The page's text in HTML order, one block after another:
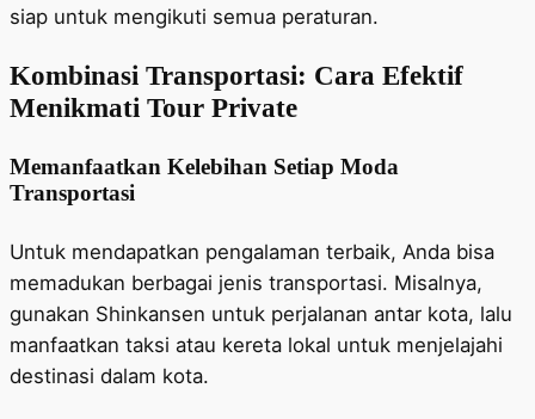
siap untuk mengikuti semua peraturan.
Kombinasi Transportasi: Cara Efektif
Menikmati Tour Private
Memanfaatkan Kelebihan Setiap Moda
Transportasi
Untuk mendapatkan pengalaman terbaik, Anda bisa
memadukan berbagai jenis transportasi. Misalnya,
gunakan Shinkansen untuk perjalanan antar kota, lalu
manfaatkan taksi atau kereta lokal untuk menjelajahi
destinasi dalam kota.